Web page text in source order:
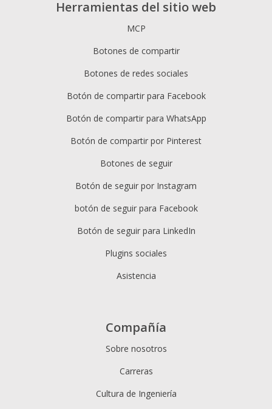
Herramientas del sitio web
MCP
Botones de compartir
Botones de redes sociales
Botón de compartir para Facebook
Botón de compartir para WhatsApp
Botón de compartir por Pinterest
Botones de seguir
Botón de seguir por Instagram
botón de seguir para Facebook
Botón de seguir para LinkedIn
Plugins sociales
Asistencia
Compañía
Sobre nosotros
Carreras
Cultura de Ingeniería